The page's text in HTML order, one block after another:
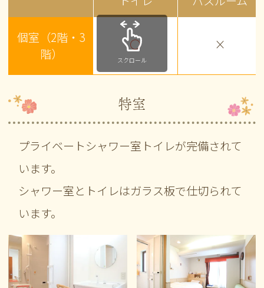
個室（2階・3
階）
〇 ×
スクロール
特室
プライベートシャワー室トイレが完備されて
います。
シャワー室とトイレはガラス板で仕切られて
います。